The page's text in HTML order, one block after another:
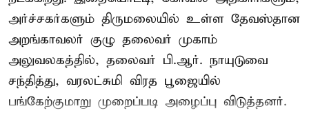
அர்ச்சகர்களும் திருமலையில் உள்ள தேவஸ்தான
அறங்காவலர் குழு தலைவர் முகாம்
அலுவலகத்தில், தலைவர் பி.ஆர். நாயுடுவை
சந்தித்து, வரலட்சுமி விரத பூஜையில்
பங்கேற்குமாறு முறைப்படி அழைப்பு விடுத்தனர்.